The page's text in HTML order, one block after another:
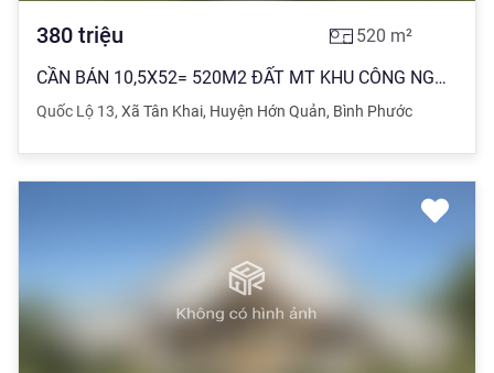
380 triệu 520 m²
CẦN BÁN 10,5X52= 520M2 ĐẤT MT KHU CÔNG NGHIỆP NGAY TR.HỌC MỞ QUÁN CAFÉ ĐƯỢC. GIÁ 380 TR
Quốc Lộ 13, Xã Tân Khai, Huyện Hớn Quản, Bình Phước